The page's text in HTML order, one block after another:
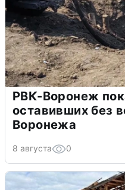
РВК-Воронеж
оставивших без
Воронежа
8 августа 0